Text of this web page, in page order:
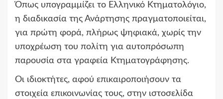
Όπως υπογραμμίζει το Ελληνικό Κτηματολόγιο,
η διαδικασία της Ανάρτησης πραγματοποιείται,
για πρώτη φορά, πλήρως ψηφιακά, χωρίς την
υποχρέωση του πολίτη για αυτοπρόσωπη
παρουσία στα γραφεία Κτηματογράφησης.
Οι ιδιοκτήτες, αφού επικαιροποιήσουν τα
στοιχεία επικοινωνίας τους, στην ιστοσελίδα